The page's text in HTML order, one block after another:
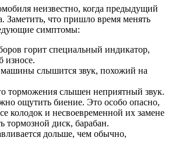
неизвестно, когда предыдущий
Заметить, что пришло время менять
симптомы:
горит специальный индикатор,
износе.
слышится звук, похожий на
торможения слышен неприятный звук.
ощутить биение. Это особо опасно,
колодок и несвоевременной их замене
тормозной диск, барабан.
дольше, чем обычно,